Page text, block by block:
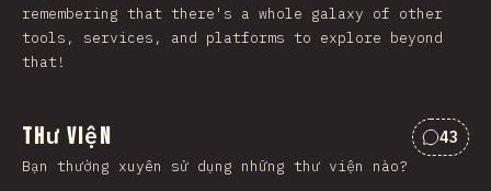
remembering that there's a whole galaxy of other
tools, services, and platforms to explore beyond
that!
Thư viện
Nhận
43
Bạn thường xuyên sử dụng những thư viện nào?